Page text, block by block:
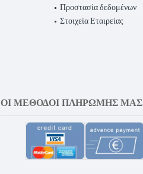
Προστασία δεδομένων
Στοιχεία Εταιρείας
ΟΙ ΜΈΘΟΔΟΙ ΠΛΗΡΩΜΉΣ ΜΑΣ